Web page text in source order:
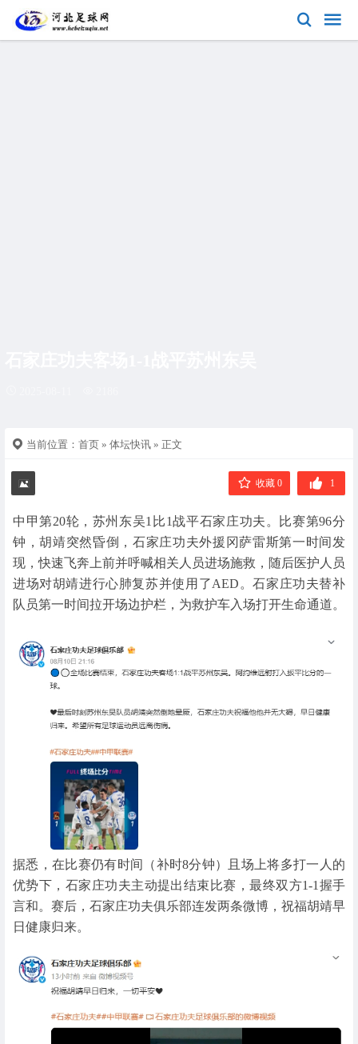
当前位置： 首页 » 体坛快讯 » 正文
收藏 0 1
中甲第20轮，苏州东吴1比1战平石家庄功夫。比赛第96分
钟，胡靖突然昏倒，石家庄功夫外援冈萨雷斯第一时间发
现，快速飞奔上前并呼喊相关人员进场施救，随后医护人员
进场对胡靖进行心肺复苏并使用了AED。石家庄功夫替补
队员第一时间拉开场边护栏，为救护车入场打开生命通道。
据悉，在比赛仍有时间（补时8分钟）且场上将多打一人的
优势下，石家庄功夫主动提出结束比赛，最终双方1-1握手
言和。赛后，石家庄功夫俱乐部连发两条微博，祝福胡靖早
日健康归来。